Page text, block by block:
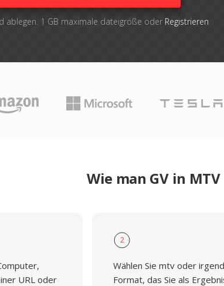
ablegen. 1 GB maximale dateigröße oder Registrieren
Wie man GV in
URL oder
2
Wählen Sie mtv oder
Format, das Sie als